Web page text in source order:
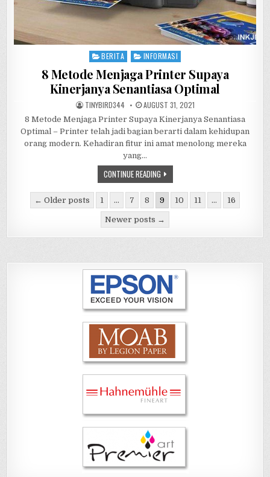
Posted
BERITA INFORMASI
8 Metode Menjaga Printer Supaya
Kinerjanya Senantiasa Optimal
AUTHOR:
TINYBIRD344 PUBLISHED
DATE:
AUGUST 31, 2021
8 Metode Menjaga Printer Supaya Kinerjanya Senantiasa
Optimal – Printer telah jadi bagian berarti dalam kehidupan
orang modern. Kehadiran fitur ini amat menolong mereka
yang…
CONTINUE READING8
METODE
PRINTER
SUPAYA
KINERJANYA
SENANTIASA
OPTIMAL
Posts
← Older posts 1 … 7 8 9 10 11 … 16
Newer posts →